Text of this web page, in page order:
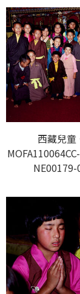
西藏兒童
NE00179-